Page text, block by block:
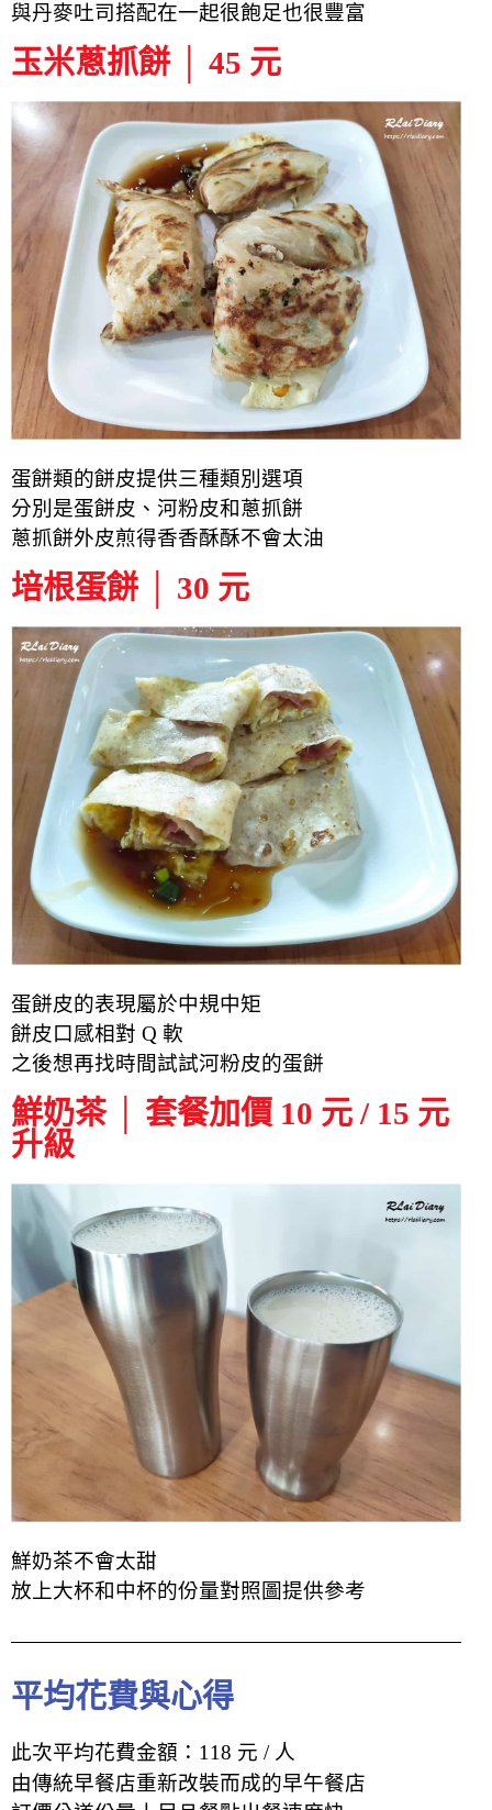
與丹麥吐司搭配在一起很飽足也很豐富
玉米蔥抓餅 │ 45 元
蛋餅類的餅皮提供三種類別 選項
分別是蛋餅皮、河粉皮和蔥抓餅
蔥抓餅外皮煎得香香酥酥不會太油
培根蛋餅 │ 30 元
蛋餅皮的表現屬於中規中矩
餅皮口感相對 Q 軟
之後想再找時間試試河粉皮的蛋餅
鮮奶茶 │ 套餐加價 10 元 / 15 元
升級
鮮奶茶不會太甜
放上大杯和中杯的份量對照圖提供參考
平均花費與心得
此次平均花費金額：118 元 / 人
由傳統早餐店重新改裝而成的早午餐店